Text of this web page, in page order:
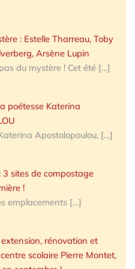
: Estelle Tharreau, Toby
Arsène Lupin
du mystère ! Cet été […]
poétesse Katerina
Apostolopoulou, […]
3 sites de compostage
!
emplacements […]
rénovation et
scolaire Pierre Montet,